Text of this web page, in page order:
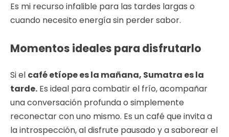
Es mi recurso infalible para las tardes largas o
cuando necesito energía sin perder sabor.
Momentos ideales para disfrutarlo
Si el café etíope es la mañana, Sumatra es la
tarde. Es ideal para combatir el frío, acompañar
una conversación profunda o simplemente
reconectar con uno mismo. Es un café que invita a
la introspección, al disfrute pausado y a saborear el